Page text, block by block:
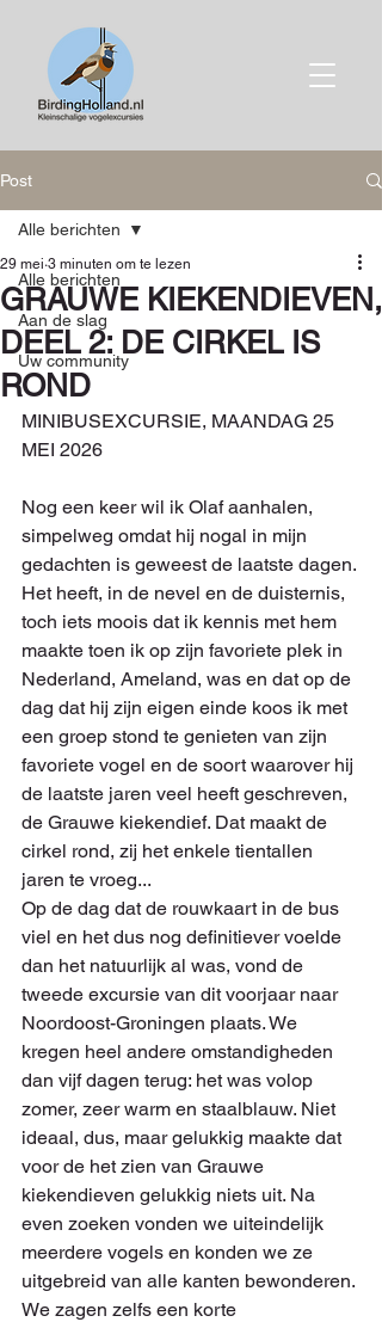
Post
Alle berichten
Aan de slag
Uw community
Alle berichten
GRAUWE KIEKENDIEVEN,
DEEL 2: DE CIRKEL IS
ROND
29 mei 3 minuten om te lezen
MINIBUSEXCURSIE, MAANDAG 25
MEI 2026
Nog een keer wil ik Olaf aanhalen,
simpelweg omdat hij nogal in mijn
gedachten is geweest de laatste dagen.
Het heeft, in de nevel en de duisternis,
toch iets moois dat ik kennis met hem
maakte toen ik op zijn favoriete plek in
Nederland, Ameland, was en dat op de
dag dat hij zijn eigen einde koos ik met
een groep stond te genieten van zijn
favoriete vogel en de soort waarover hij
de laatste jaren veel heeft geschreven,
de Grauwe kiekendief. Dat maakt de
cirkel rond, zij het enkele tientallen
jaren te vroeg...
Op de dag dat de rouwkaart in de bus
viel en het dus nog definitiever voelde
dan het natuurlijk al was, vond de
tweede excursie van dit voorjaar naar
Noordoost-Groningen plaats. We
kregen heel andere omstandigheden
dan vijf dagen terug: het was volop
zomer, zeer warm en staalblauw. Niet
ideaal, dus, maar gelukkig maakte dat
voor de het zien van Grauwe
kiekendieven gelukkig niets uit. Na
even zoeken vonden we uiteindelijk
meerdere vogels en konden we ze
uitgebreid van alle kanten bewonderen.
We zagen zelfs een korte